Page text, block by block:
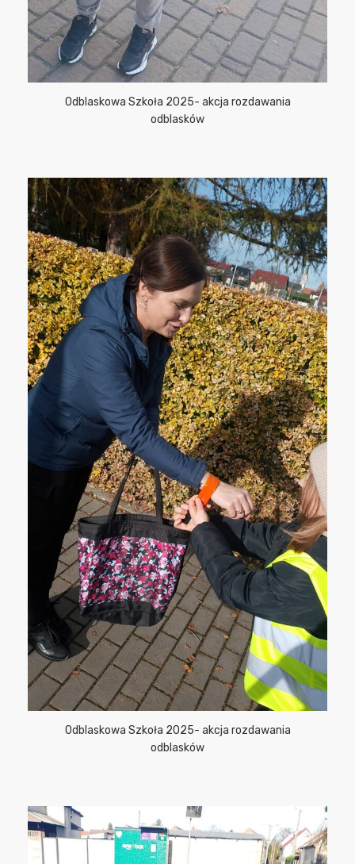
Odblaskowa Szkoła 2025- akcja rozdawania
odblasków
Odblaskowa Szkoła 2025- akcja rozdawania
odblasków